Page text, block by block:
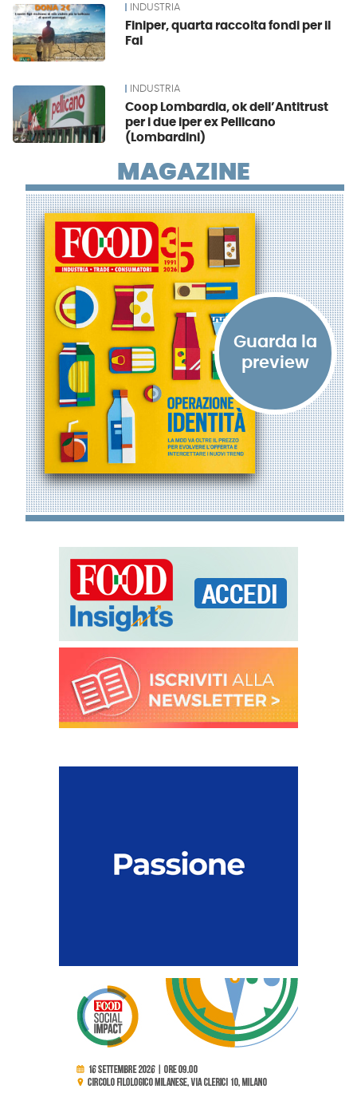
INDUSTRIA
Finiper, quarta raccolta fondi per il
Fai
INDUSTRIA
Coop Lombardia, ok dell’Antitrust
per i due iper ex Pellicano
(Lombardini)
MAGAZINE